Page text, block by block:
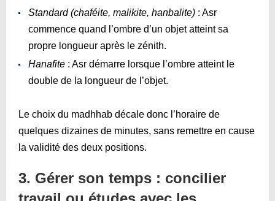
Standard (chaféite, malikite, hanbalite) : Asr
commence quand l’ombre d’un objet atteint sa
propre longueur après le zénith.
Hanafite : Asr démarre lorsque l’ombre atteint le
double de la longueur de l’objet.
Le choix du madhhab décale donc l’horaire de
quelques dizaines de minutes, sans remettre en cause
la validité des deux positions.
3. Gérer son temps : concilier